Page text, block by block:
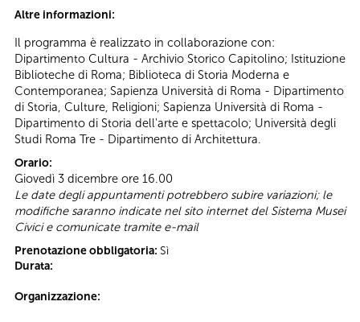
Altre informazioni:
Il programma è realizzato in collaborazione con:
Dipartimento Cultura - Archivio Storico Capitolino; Istituzione
Biblioteche di Roma; Biblioteca di Storia Moderna e
Contemporanea; Sapienza Università di Roma - Dipartimento
di Storia, Culture, Religioni; Sapienza Università di Roma -
Dipartimento di Storia dell'arte e spettacolo; Università degli
Studi Roma Tre - Dipartimento di Architettura.
Orario:
Giovedì 3 dicembre ore 16.00
Le date degli appuntamenti potrebbero subire variazioni; le
modifiche saranno indicate nel sito internet del Sistema Musei
Civici e comunicate tramite e-mail
Prenotazione obbligatoria: Sì
Durata:
Organizzazione: